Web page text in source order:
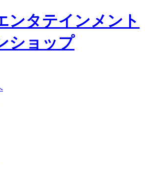
ンタテインメント
ショップ